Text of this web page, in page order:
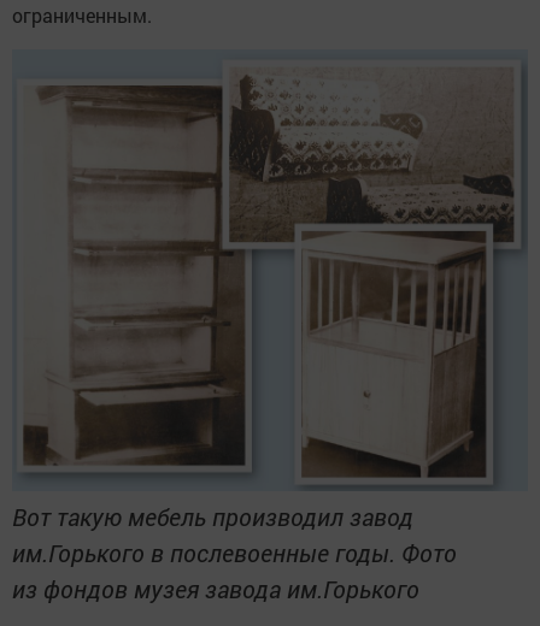
ограниченным.
Вот такую мебель производил завод
им.Горького в послевоенные годы. Фото
из фондов музея завода им.Горького